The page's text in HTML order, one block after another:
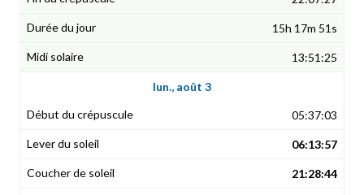
15h 17m 51s
13:51:25
lun., août 3
05:37:03
06:13:57
21:28:44